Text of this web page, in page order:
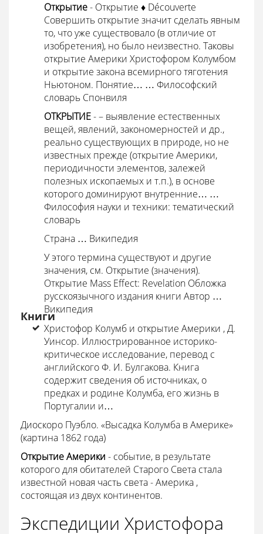
Открытие- Открытие ♦ Découverte
Совершить открытие значит сделать явным
то, что уже существовало (в отличие от
изобретения), но было неизвестно. Таковы
открытие Америки Христофором Колумбом
и открытие закона всемирного тяготения
Ньютоном. Понятие… … Философский
словарь Спонвиля
ОТКРЫТИЕ- – выявление естественных
вещей, явлений, закономерностей и др.,
реально существующих в природе, но не
известных прежде (открытие Америки,
периодичности элементов, залежей
полезных ископаемых и т.п.), в основе
которого доминируют внутренние… …
Философия науки и техники: тематический
словарь
Страна … Википедия
У этого термина существуют и другие
значения, см. Открытие (значения).
Открытие Mass Effect: Revelation Обложка
русскоязычного издания книги Автор …
Википедия
Книги
Христофор Колумб и открытие Америки , Д.
Уинсор. Иллюстрированное историко-
критическое исследование, перевод с
английского Ф. И. Булгакова. Книга
содержит сведения об источниках, о
предках и родине Колумба, его жизнь в
Португалии и…
Диоскоро Пуэбло. «Высадка Колумба в Америке»
(картина 1862 года)
Открытие Америки - событие, в результате
которого для обитателей Старого Света стала
известной новая часть света - Америка ,
состоящая из двух континентов.
Экспедиции Христофора